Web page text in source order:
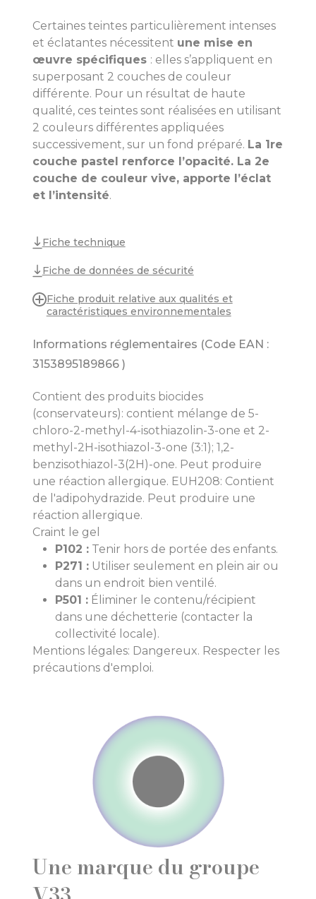
Certaines teintes particulièrement intenses
et éclatantes nécessitent une mise en
œuvre spécifiques : elles s’appliquent en
superposant 2 couches de couleur
différente. Pour un résultat de haute
qualité, ces teintes sont réalisées en utilisant
2 couleurs différentes appliquées
successivement, sur un fond préparé. La 1re
couche pastel renforce l’opacité. La 2e
couche de couleur vive, apporte l’éclat
et l’intensité.
Fiche technique
Fiche de données de sécurité
Fiche produit relative aux qualités et
caractéristiques environnementales
Informations réglementaires (Code EAN :
3153895189866 )
Contient des produits biocides
(conservateurs): contient mélange de 5-
chloro-2-methyl-4-isothiazolin-3-one et 2-
methyl-2H-isothiazol-3-one (3:1); 1,2-
benzisothiazol-3(2H)-one. Peut produire
une réaction allergique. EUH208: Contient
de l'adipohydrazide. Peut produire une
réaction allergique.
Craint le gel
P102 :Tenir hors de portée des enfants.
P271 :Utiliser seulement en plein air ou
dans un endroit bien ventilé.
P501 :Éliminer le contenu/récipient
dans une déchetterie (contacter la
collectivité locale).
Mentions légales: Dangereux. Respecter les
précautions d'emploi.
Une marque du groupe